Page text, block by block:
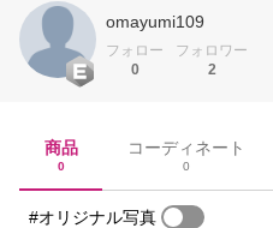
omayumi109
フォロー
0
フォロワー
2
商品
0
コーディネート
0
#オリジナル写真